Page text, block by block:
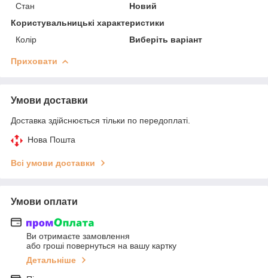
Стан
Новий
Користувальницькі характеристики
Колір
Виберіть варіант
Приховати
Умови доставки
Доставка здійснюється тільки по передоплаті.
Нова Пошта
Всі умови доставки
Умови оплати
Ви отримаєте замовлення
або гроші повернуться на вашу картку
Детальніше